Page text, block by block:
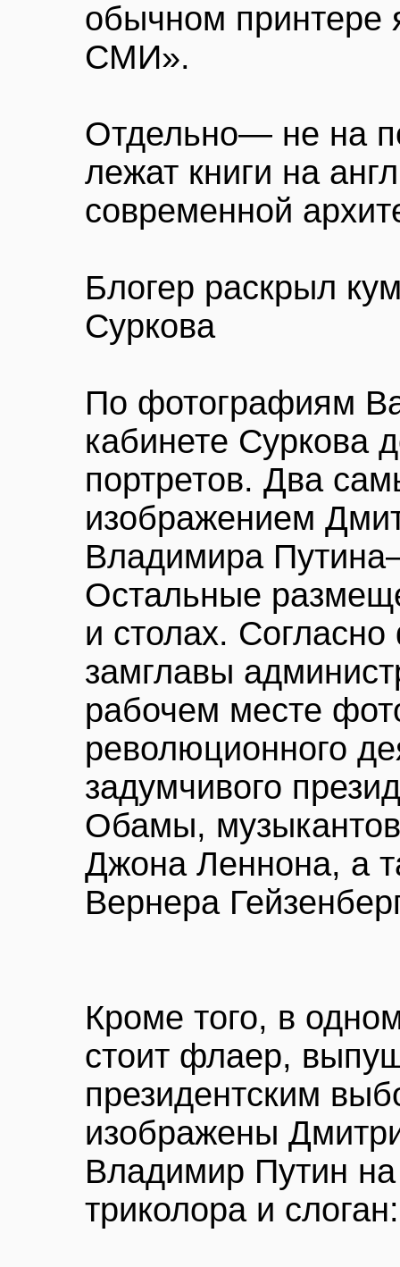
обычном принтере
СМИ».
Отдельно— не на
лежат книги на
современной
Блогер раскрыл
Суркова
По фотографиям
кабинете Суркова
портретов. Два
изображением
Владимира
Остальные
и столах.
замглавы
рабочем месте
революционного
задумчивого
Обамы,
Джона Леннона, а
Вернера
Кроме того, в
стоит флаер,
президентским
изображены
Владимир Путин
триколора и